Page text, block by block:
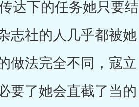
达下的任务她只要结
志社的人几乎都被她
做法完全不同，寇立
要了她会直截了当的